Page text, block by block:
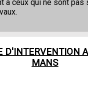
à ceux qui ne sont pas
D'INTERVENTION
MANS